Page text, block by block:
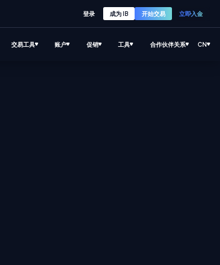
登录 成为 IB 开始交易 立即入金
交易工具 账户 促销 工具 合作伙伴关系 CN